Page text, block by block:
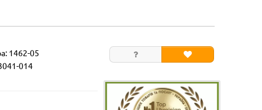
1462-05
014